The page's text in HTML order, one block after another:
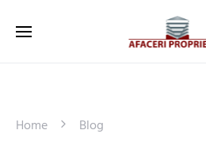
Home Blog